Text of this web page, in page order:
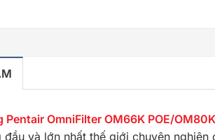
OmniFilter OM66K POE/OM80K
đầu và lớn nhất thế giới chuyên